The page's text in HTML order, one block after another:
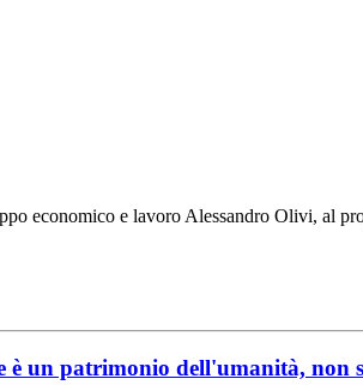
economico e lavoro Alessandro Olivi, al
un patrimonio dell'umanità, non